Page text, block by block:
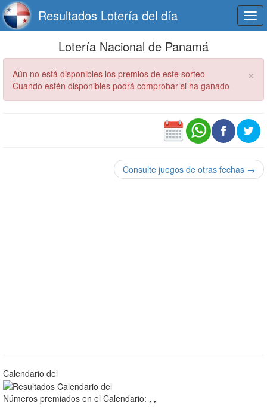
Resultados Lotería del día
Lotería Nacional de Panamá
×
Aún no está disponibles los premios de este sorteo
Cuando estén disponibles podrá comprobar si ha ganado
Consulte juegos de otras fechas →
Calendario del
Números premiados en el Calendario: , ,